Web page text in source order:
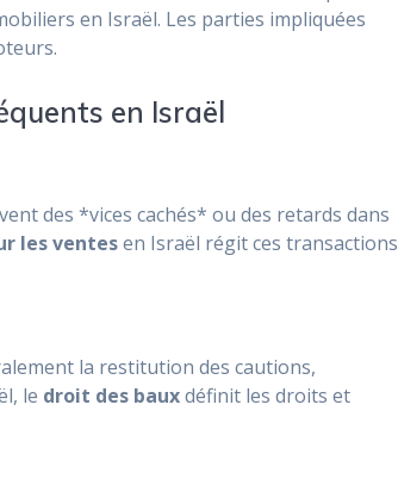
en Israël. Les parties impliquées
en Israël
des *vices cachés* ou des retards dans
les ventesen Israël régit ces transactions
la restitution des cautions,
le droit des bauxdéfinit les droits et